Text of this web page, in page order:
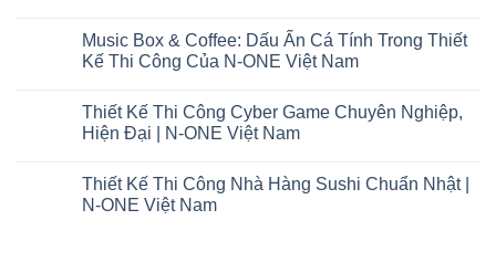
Music Box & Coffee: Dấu Ấn Cá Tính Trong Thiết
Kế Thi Công Của N-ONE Việt Nam
Thiết Kế Thi Công Cyber Game Chuyên Nghiệp,
Hiện Đại | N-ONE Việt Nam
Thiết Kế Thi Công Nhà Hàng Sushi Chuẩn Nhật |
N-ONE Việt Nam